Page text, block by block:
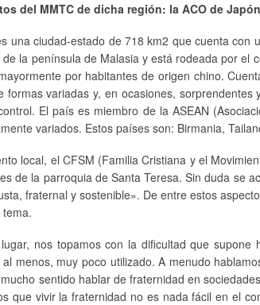
del MMTC de dicha región: la ACO de
una ciudad-estado de 718 km2 que cuenta
la península de Malasia y está rodeada por el
por habitantes de origen chino.
formas variadas y, en ocasiones,
El país es miembro de la ASEAN
variados. Estos países son: Birmania,
local, el CFSM (Familia Cristiana y el
de la parroquia de Santa Teresa. Sin duda se
fraternal y sostenible». De entre estos
nos topamos con la dificultad que
al menos, muy poco utilizado. A menudo
sentido hablar de fraternidad en
que vivir la fraternidad no es nada fácil en el